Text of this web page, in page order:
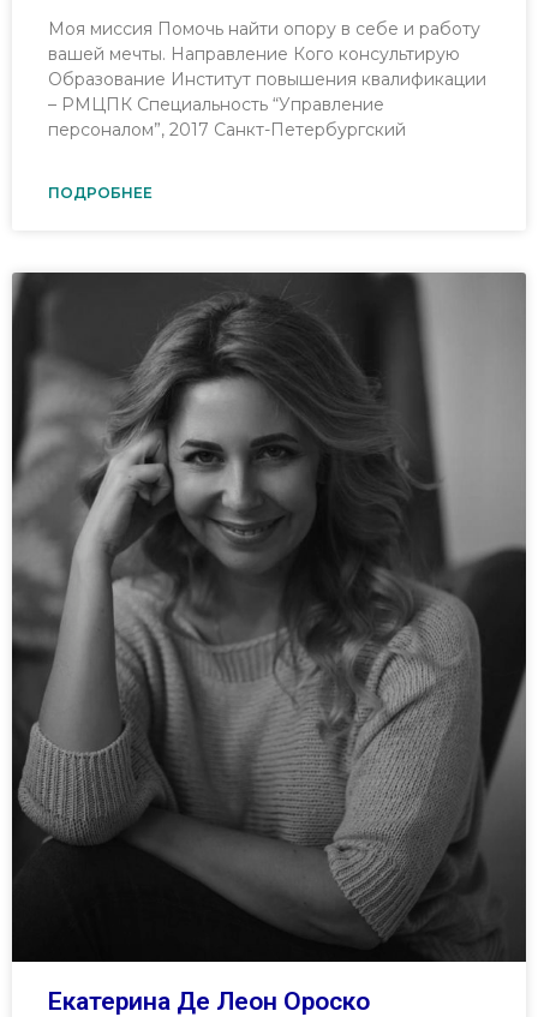
Моя миссия Помочь найти опору в себе и работу
вашей мечты. Направление Кого консультирую
Образование Институт повышения квалификации
– РМЦПК Специальность “Управление
персоналом”, 2017 Санкт-Петербургский
ПОДРОБНЕЕ
Екатерина Де Леон Ороско